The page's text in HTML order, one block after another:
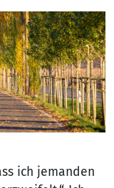
ich jemanden